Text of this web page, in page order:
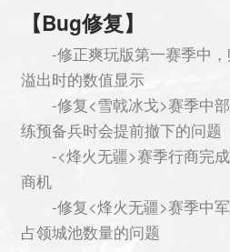
【Bug修复】
-修正爽玩版第一赛季中，
溢出时的数值显示
-修复<雪戟冰戈>赛季中部
练预备兵时会提前撤下的问题
-<烽火无疆>赛季行商完成
商机
-修复<烽火无疆>赛季中军
占领城池数量的问题